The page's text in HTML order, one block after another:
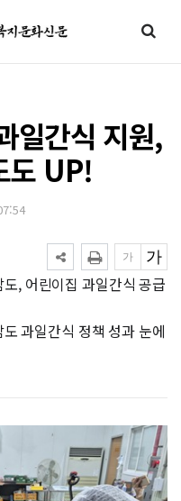
일간식 지원,
도 UP!
, 어린이집 과일간식 공급
과일간식 정책 성과 눈에